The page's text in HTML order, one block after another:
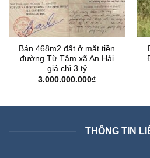
Bán 468m2 đất ở mặt tiền
đường Từ Tâm xã An Hải
giá chỉ 3 tỷ
3.000.000.000₫
THÔNG TIN